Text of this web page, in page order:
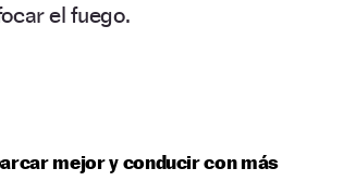
el fuego.
mejor y conducir con más